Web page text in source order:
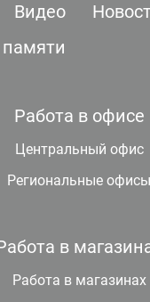
Видео
Работа в офисе
Центральный офис
Региональные офисы
в
Работа в магазинах